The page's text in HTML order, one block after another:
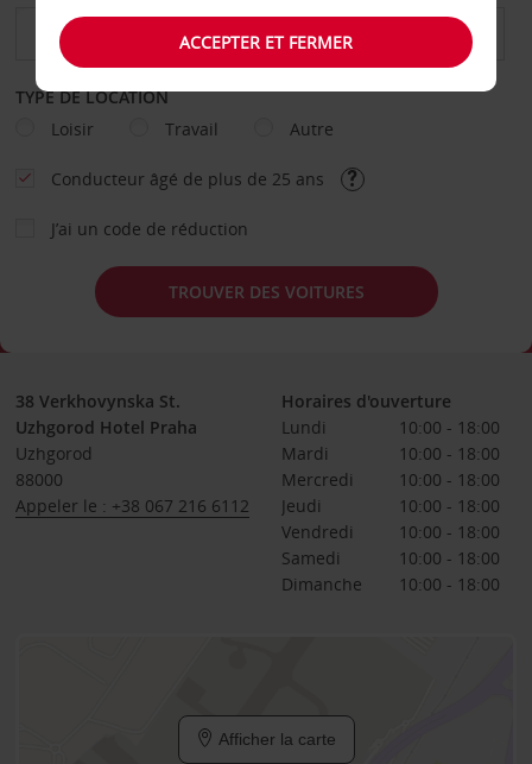
TYPE DE LOCATION
Loisir
Travail Autre
Conducteur âgé de plus de 25 ans
J’ai un code de réduction
TROUVER DES VOITURES
38 Verkhovynska St.
Uzhgorod Hotel Praha
Uzhgorod
88000
Appeler le : +38 067 216 6112
Horaires d'ouverture
Lundi
10:00 - 18:00
Mardi
10:00 - 18:00
Mercredi
10:00 - 18:00
Jeudi
10:00 - 18:00
Vendredi
10:00 - 18:00
Samedi
10:00 - 18:00
Dimanche
10:00 - 18:00
Afficher la carte
ACCEPTER ET FERMER